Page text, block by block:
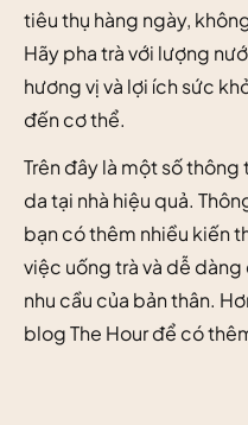
tiêu thụ hàng ngày,
Hãy pha trà với lượng
hương vị và lợi ích sức
đến cơ thể.
Trên đây là một số
da tại nhà hiệu quả.
bạn có thêm nhiều kiến
việc uống trà và dễ
nhu cầu của bản thân.
blogThe Hourđể có